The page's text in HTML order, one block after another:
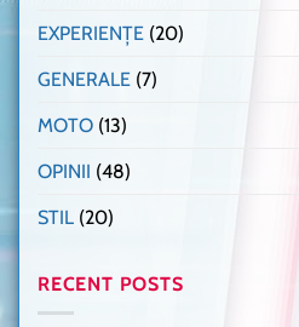
EXPERIENȚE (20)
GENERALE (7)
MOTO (13)
OPINII (48)
STIL (20)
RECENT POSTS